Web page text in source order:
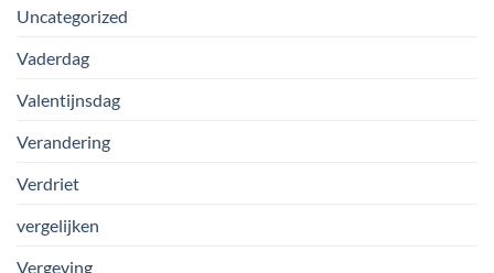
Uncategorized
Vaderdag
Valentijnsdag
Verandering
Verdriet
vergelijken
Vergeving